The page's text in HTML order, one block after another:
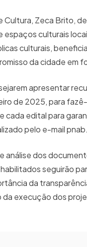
Cultura, Zeca Brito,
espaços culturais
culturais,
da cidade em
apresentar
de 2025, para
cada edital para
pelo e-mail
análise dos
seguirão
da
da execução dos